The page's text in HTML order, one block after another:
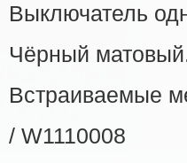
Выключатель
Чёрный
Встраиваемые
/ W1110008